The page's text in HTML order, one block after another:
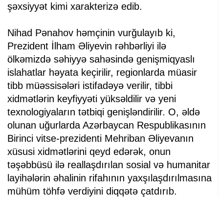
şəxsiyyət kimi xarakterizə edib.
Nihad Pənahov həmçinin vurğulayıb ki,
Prezident İlham Əliyevin rəhbərliyi ilə
ölkəmizdə səhiyyə sahəsində genişmiqyaslı
islahatlar həyata keçirilir, regionlarda müasir
tibb müəssisələri istifadəyə verilir, tibbi
xidmətlərin keyfiyyəti yüksəldilir və yeni
texnologiyaların tətbiqi genişləndirilir. O, əldə
olunan uğurlarda Azərbaycan Respublikasının
Birinci vitse-prezidenti Mehriban Əliyevanın
xüsusi xidmətlərini qeyd edərək, onun
təşəbbüsü ilə reallaşdırılan sosial və humanitar
layihələrin əhalinin rifahının yaxşılaşdırılmasına
mühüm töhfə verdiyini diqqətə çatdırıb.